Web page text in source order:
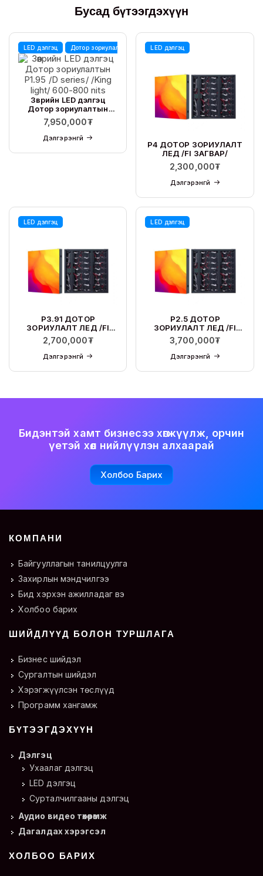
Бусад бүтээгдэхүүн
LED дэлгэц Дотор зориулалтын LED дэлгэц DDW
Зөөврийн LED дэлгэц
Дотор зориулалтын
P1.95 /D series/ /King
light/ 600-800 nits
7,950,000₮
Дэлгэрэнгүй
LED дэлгэц
P4 ДОТОР ЗОРИУЛАЛТ
ЛЕД /FI ЗАГВАР/
2,300,000₮
Дэлгэрэнгүй
LED дэлгэц
P3.91 ДОТОР
ЗОРИУЛАЛТ ЛЕД /FI
ЗАГВАР/
2,700,000₮
Дэлгэрэнгүй
LED дэлгэц
P2.5 ДОТОР
ЗОРИУЛАЛТ ЛЕД /FI
ЗАГВАР/
3,700,000₮
Дэлгэрэнгүй
Бидэнтэй хамт бизнесээ хөгжүүлж, орчин
үетэй хөл нийлүүлэн алхаарай
Холбоо Барих
КОМПАНИ
Байгууллагын танилцуулга
Захирлын мэндчилгээ
Бид хэрхэн ажилладаг вэ
Холбоо барих
ШИЙДЛҮҮД БОЛОН ТУРШЛАГА
Бизнес шийдэл
Сургалтын шийдэл
Хэрэгжүүлсэн төслүүд
Программ хангамж
БҮТЭЭГДЭХҮҮН
Дэлгэц
Ухаалаг дэлгэц
LED дэлгэц
Сурталчилгааны дэлгэц
Аудио видео төхөөрөмж
Дагалдах хэрэгсэл
ХОЛБОО БАРИХ